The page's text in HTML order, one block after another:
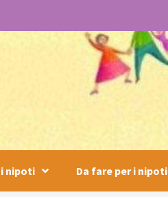
i nipoti Da fare per i nipoti